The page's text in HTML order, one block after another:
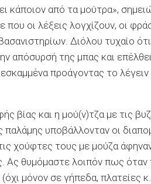
κάποιον από τα μούτρα»,
οι λέξεις λογχίζουν, οι
Διόλου τυχαίο
απόσυρσή της μπας και
προάγοντας το
βίας και η μού(ν)τζα με τις
παλάμης υποβάλλονταν οι
χούφτες τους με μούζα
Ας θυμόμαστε λοιπόν πως
μόνον σε γήπεδα, πλατείες